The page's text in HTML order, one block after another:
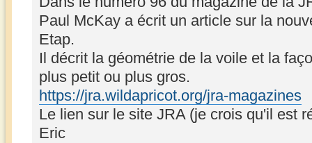
Paul McKay a écrit un article sur la
Etap.
Il décrit la géométrie de la voile et la
plus petit ou plus gros.
https://jra.wildapricot.org/jra-magazines
Le lien sur le site JRA (je crois qu'il est
Eric